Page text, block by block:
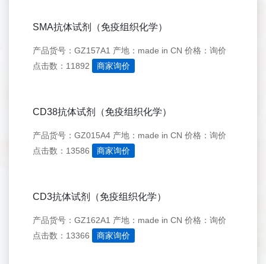
SMA抗体试剂（免疫组织化学）
产品货号：GZ157A1 产地：made in CN 价格：询价
点击数：11892
商家询价
CD38抗体试剂（免疫组织化学）
产品货号：GZ015A4 产地：made in CN 价格：询价
点击数：13586
商家询价
CD3抗体试剂（免疫组织化学）
产品货号：GZ162A1 产地：made in CN 价格：询价
点击数：13366
商家询价